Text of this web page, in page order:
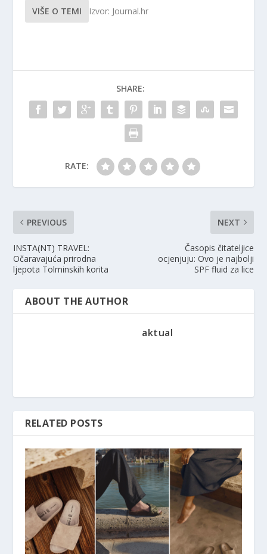
VIŠE O TEMI Izvor: Journal.hr
SHARE:
RATE:
PREVIOUS
INSTA(NT) TRAVEL:
Očaravajuća prirodna
ljepota Tolminskih korita
NEXT
Časopis čitateljice
ocjenjuju: Ovo je najbolji
SPF fluid za lice
ABOUT THE AUTHOR
aktual
RELATED POSTS